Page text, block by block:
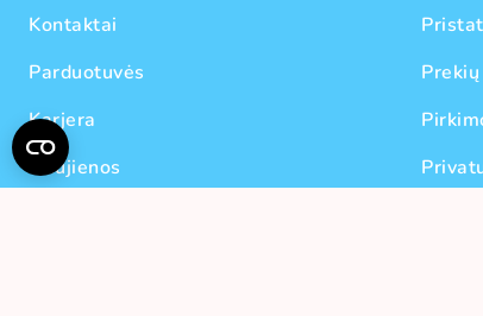
Kontaktai
Parduotuvės
Karjera
Naujienos